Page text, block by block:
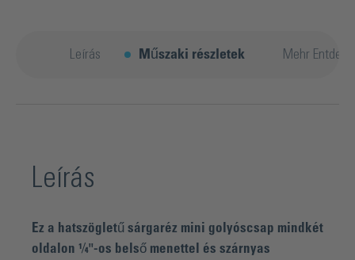
Leírás Műszaki részletek Mehr
Leírás
Ez a hatszögletű sárgaréz mini golyóscsap mindkét
oldalon ¼"-os belső menettel és szárnyas